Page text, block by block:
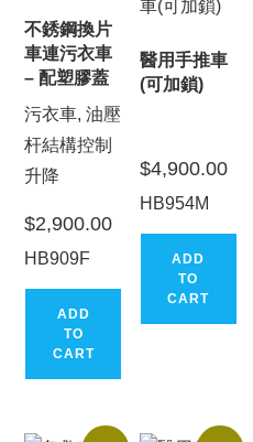
不銹鋼換片
車連污衣車
– 配塑膠蓋
污衣車, 油壓
杆結構控制
升降
$2,900.00
HB909F
ADD
TO
CART
醫用手推車
(可加鎖)
$4,900.00
HB954M
ADD
TO
CART